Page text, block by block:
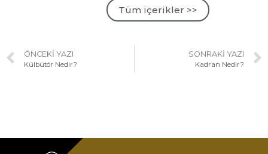
Tüm içerikler >>
ÖNCEKI YAZI
Külbütör Nedir?
SONRAKI YAZI
Kadran Nedir?